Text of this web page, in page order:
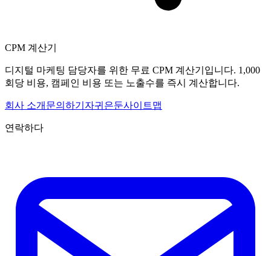
CPM 계산기
디지털 마케팅 담당자를 위한 무료 CPM 계산기입니다. 1,000
회당 비용, 캠페인 비용 또는 노출수를 즉시 계산합니다.
회사 소개 문의하기 자귀 은둔사이트맵
연락하다